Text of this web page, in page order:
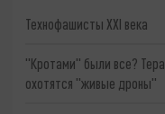
Технофашисты XXI века
"Кротами" были все?
охотятся "живые дроны"